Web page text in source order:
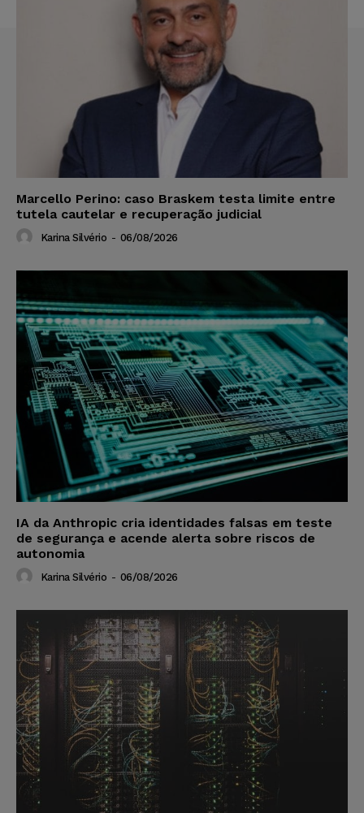
Marcello Perino: caso Braskem testa limite entre
tutela cautelar e recuperação judicial
Karina Silvério - 06/08/2026
IA da Anthropic cria identidades falsas em teste
de segurança e acende alerta sobre riscos de
autonomia
Karina Silvério - 06/08/2026